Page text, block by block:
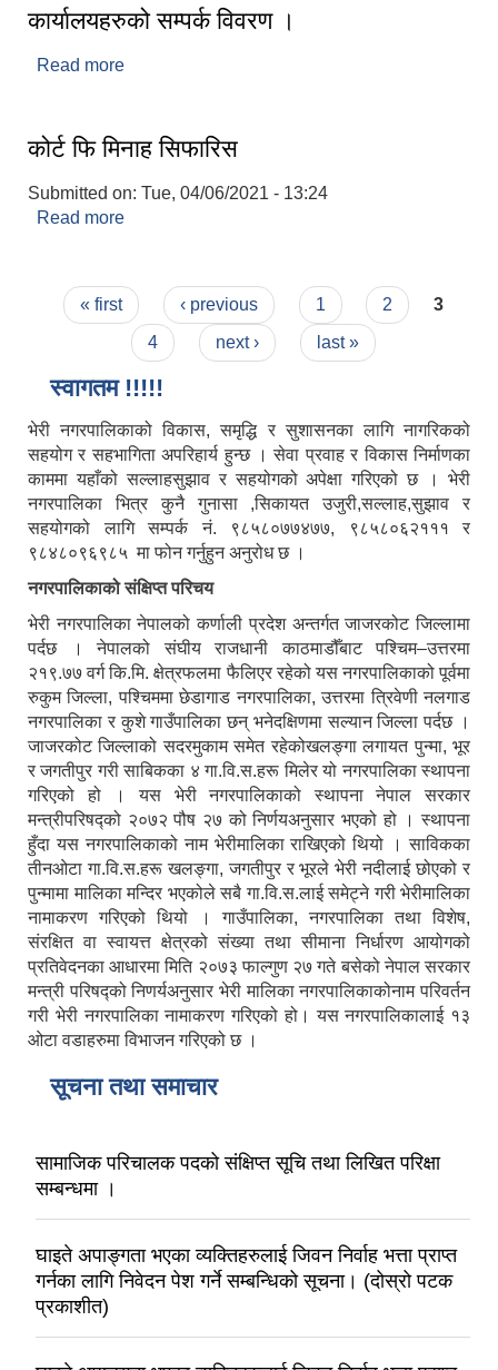
कार्यालयहरुको सम्पर्क विवरण ।
Read more
कोर्ट फि मिनाह सिफारिस
Submitted on: Tue, 04/06/2021 - 13:24
Read more
Pages
« first ‹ previous 1 2
3
4
next › last »
स्वागतम !!!!!
भेरी नगरपालिकाको विकास, समृद्धि र सुशासनका लागि नागरिकको
सहयोग र सहभागिता अपरिहार्य हुन्छ । सेवा प्रवाह र विकास निर्माणका
काममा यहाँको सल्लाहसुझाव र सहयोगको अपेक्षा गरिएको छ । भेरी
नगरपालिका भित्र कुनै गुनासा ,सिकायत उजुरी,सल्लाह,सुझाव र
सहयोगको लागि सम्पर्क नं. ९८५८०७७४७७, ९८५८०६२१११ र
९८४८०९६९८५ मा फोन गर्नुहुन अनुरोध छ ।
नगरपालिकाको संक्षिप्त परिचय
भेरी नगरपालिका नेपालको कर्णाली प्रदेश अन्तर्गत जाजरकोट जिल्लामा
पर्दछ । नेपालको संघीय राजधानी काठमाडौँबाट पश्चिम–उत्तरमा
२१९.७७ वर्ग कि.मि. क्षेत्रफलमा फैलिएर रहेको यस नगरपालिकाको पूर्वमा
रुकुम जिल्ला, पश्चिममा छेडागाड नगरपालिका, उत्तरमा त्रिवेणी नलगाड
नगरपालिका र कुशे गाउँपालिका छन् भनेदक्षिणमा सल्यान जिल्ला पर्दछ ।
जाजरकोट जिल्लाको सदरमुकाम समेत रहेकोखलङ्गा लगायत पुन्मा, भूर
र जगतीपुर गरी साबिकका ४ गा.वि.स.हरू मिलेर यो नगरपालिका स्थापना
गरिएको हो । यस भेरी नगरपालिकाको स्थापना नेपाल सरकार
मन्त्रीपरिषद्को २०७२ पौष २७ को निर्णयअनुसार भएको हो । स्थापना
हुँदा यस नगरपालिकाको नाम भेरीमालिका राखिएको थियो । साविकका
तीनओटा गा.वि.स.हरू खलङ्गा, जगतीपुर र भूरले भेरी नदीलाई छोएको र
पुन्मामा मालिका मन्दिर भएकोले सबै गा.वि.स.लाई समेट्ने गरी भेरीमालिका
नामाकरण गरिएको थियो । गाउँपालिका, नगरपालिका तथा विशेष,
संरक्षित वा स्वायत्त क्षेत्रको संख्या तथा सीमाना निर्धारण आयोगको
प्रतिवेदनका आधारमा मिति २०७३ फाल्गुण २७ गते बसेको नेपाल सरकार
मन्त्री परिषद्को निणर्यअनुसार भेरी मालिका नगरपालिकाकोनाम परिवर्तन
गरी भेरी नगरपालिका नामाकरण गरिएको हो। यस नगरपालिकालाई १३
ओटा वडाहरुमा विभाजन गरिएको छ ।
सूचना तथा समाचार
सामाजिक परिचालक पदको संक्षिप्त सूचि तथा लिखित परिक्षा
सम्बन्धमा ।
घाइते अपाङ्गता भएका व्यक्तिहरुलाई जिवन निर्वाह भत्ता प्राप्त
गर्नका लागि निवेदन पेश गर्ने सम्बन्धिको सूचना। (दोस्रो पटक
प्रकाशीत)